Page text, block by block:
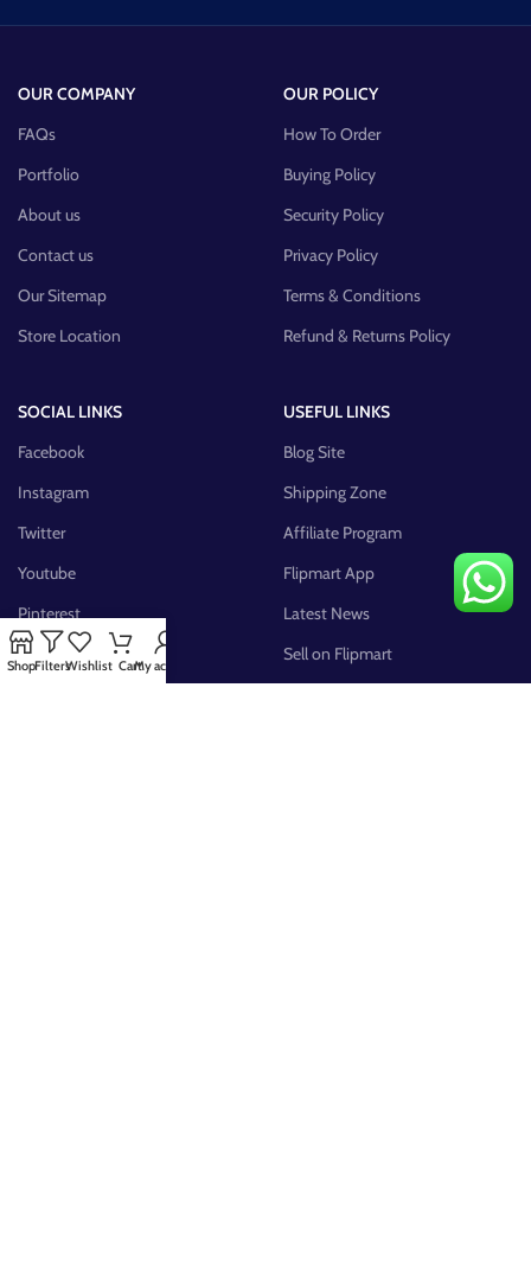
OUR COMPANY
FAQs
Portfolio
About us
Contact us
Our Sitemap
Store Location
OUR POLICY
How To Order
Buying Policy
Security Policy
Privacy Policy
Terms & Conditions
Refund & Returns Policy
SOCIAL LINKS
Facebook
Instagram
Twitter
Youtube
Pinterest
FB Group
USEFUL LINKS
Blog Site
Shipping Zone
Affiliate Program
Flipmart App
Latest News
Sell on Flipmart
ShopFiltersWishlist CartMy account